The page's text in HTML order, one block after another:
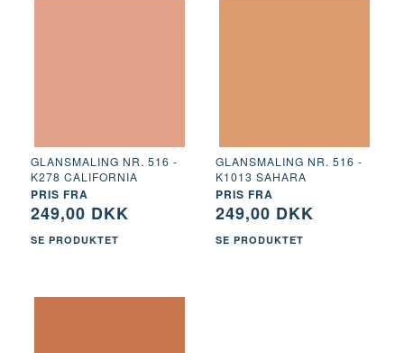
GLANSMALING NR. 516 -
K278 CALIFORNIA
PRIS FRA
249,00 DKK
SE PRODUKTET
GLANSMALING NR. 516 -
K1013 SAHARA
PRIS FRA
249,00 DKK
SE PRODUKTET